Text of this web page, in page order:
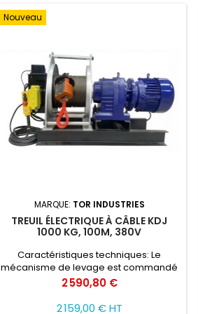
Nouveau
MARQUE: TOR INDUSTRIES
TREUIL ÉLECTRIQUE À CÂBLE KDJ
1000 KG, 100M, 380V
Caractéristiques techniques: Le
mécanisme de levage est commandé
par télécommande Entraîné par un
moteur électrique Limiteur électronique
de charge Indice de protection : IP54
Prix
2 590,80 €
2 159,00 € HT